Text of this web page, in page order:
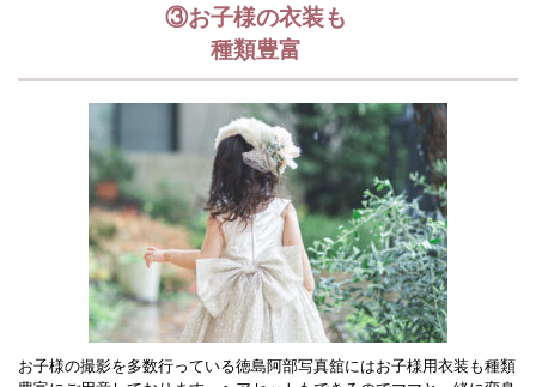
③お子様の衣装も
種類豊富
お子様の撮影を多数行っている徳島阿部写真舘にはお子様用衣装も種類